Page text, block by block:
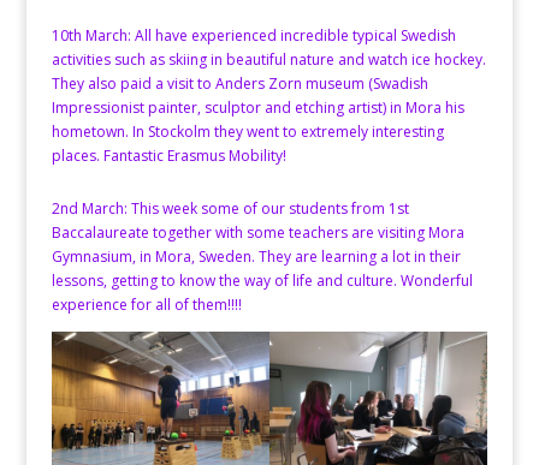
10th March: All have experienced incredible typical Swedish
activities such as skiing in beautiful nature and watch ice hockey.
They also paid a visit to Anders Zorn museum (Swadish
Impressionist painter, sculptor and etching artist) in Mora his
hometown. In Stockolm they went to extremely interesting
places. Fantastic Erasmus Mobility!
2nd March: This week some of our students from 1st
Baccalaureate together with some teachers are visiting Mora
Gymnasium, in Mora, Sweden. They are learning a lot in their
lessons, getting to know the way of life and culture. Wonderful
experience for all of them!!!!